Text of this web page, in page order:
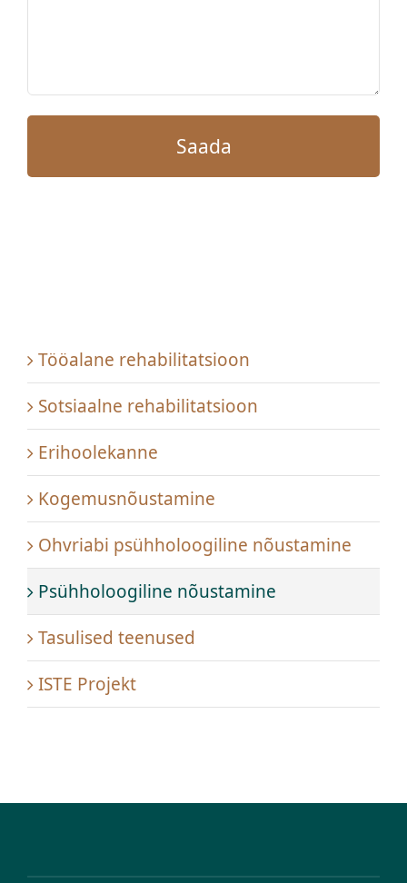
Tööalane rehabilitatsioon
Sotsiaalne rehabilitatsioon
Erihoolekanne
Kogemusnõustamine
Ohvriabi psühholoogiline nõustamine
Psühholoogiline nõustamine
Tasulised teenused
ISTE Projekt